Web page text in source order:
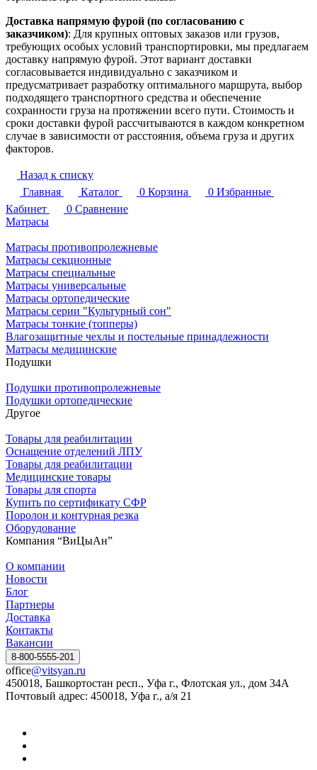
Доставка напрямую фурой (по согласованию с
заказчиком): Для крупных оптовых заказов или грузов,
требующих особых условий транспортировки, мы предлагаем
доставку напрямую фурой. Этот вариант доставки
согласовывается индивидуально с заказчиком и
предусматривает разработку оптимального маршрута, выбор
подходящего транспортного средства и обеспечение
сохранности груза на протяжении всего пути. Стоимость и
сроки доставки фурой рассчитываются в каждом конкретном
случае в зависимости от расстояния, объема груза и других
факторов.
Назад к списку
Главная
Каталог 0 Корзина 0 Избранные
Кабинет
0 Сравнение
Матрасы
Матрасы противопролежневые
Матрасы секционные
Матрасы специальные
Матрасы универсальные
Матрасы ортопедические
Матрасы серии "Культурный сон"
Матрасы тонкие (топперы)
Влагозащитные чехлы и постельные принадлежности
Матрасы медицинские
Подушки
Подушки противопролежневые
Подушки ортопедические
Другое
Товары для реабилитации
Оснащение отделений ЛПУ
Товары для реабилитации
Медицинские товары
Товары для спорта
Купить по сертификату СФР
Поролон и контурная резка
Оборудование
Компания “ВиЦыАн”
О компании
Новости
Блог
Партнеры
Доставка
Контакты
Вакансии
8-800-5555-201
office@vitsyan.ru
450018, Башкортостан респ., Уфа г., Флотская ул., дом 34А
Почтовый адрес: 450018, Уфа г., а/я 21